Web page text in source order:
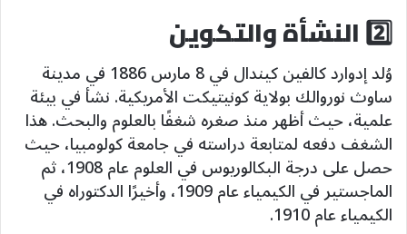
2️⃣ النشأة والتكوين
وُلد إدوارد كالفين كيندال في 8 مارس 1886 في مدينة
ساوث نوروالك بولاية كونيتيكت الأمريكية. نشأ في بيئة
علمية، حيث أظهر منذ صغره شغفًا بالعلوم والبحث. هذا
الشغف دفعه لمتابعة دراسته في جامعة كولومبيا، حيث
حصل على درجة البكالوريوس في العلوم عام 1908، ثم
الماجستير في الكيمياء عام 1909، وأخيرًا الدكتوراه في
الكيمياء عام 1910.